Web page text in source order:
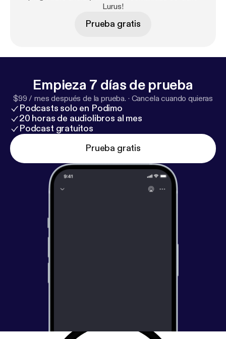
Lurus!
Prueba gratis
Empieza 7 días de prueba
$99 / mes después de la prueba. · Cancela cuando quieras
Podcasts solo en Podimo
20 horas de audiolibros al mes
Podcast gratuitos
Prueba gratis